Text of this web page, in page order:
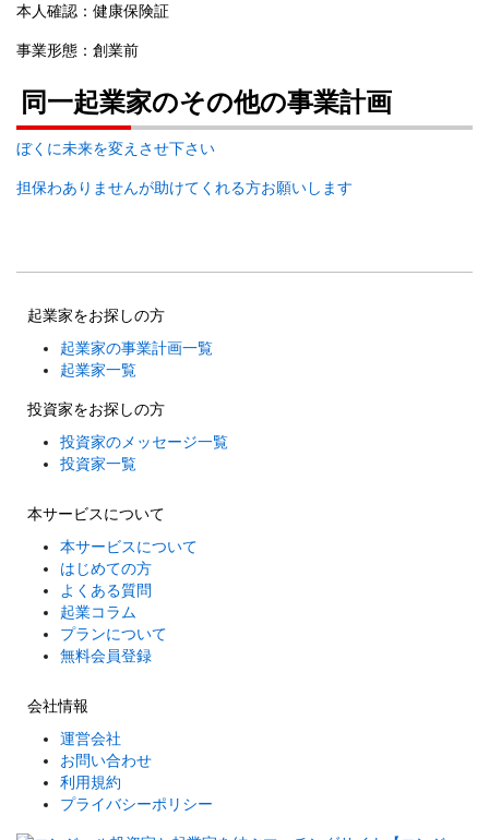
本人確認：健康保険証
事業形態：創業前
同一起業家のその他の事業計画
ぼくに未来を変えさせ下さい
担保わありませんが助けてくれる方お願いします
起業家をお探しの方
起業家の事業計画一覧
起業家一覧
投資家をお探しの方
投資家のメッセージ一覧
投資家一覧
本サービスについて
本サービスについて
はじめての方
よくある質問
起業コラム
プランについて
無料会員登録
会社情報
運営会社
お問い合わせ
利用規約
プライバシーポリシー